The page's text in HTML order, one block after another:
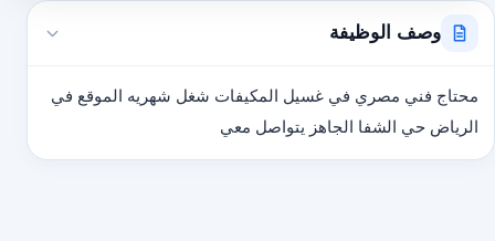
وصف الوظيفة
محتاج فني مصري في غسيل المكيفات شغل شهريه الموقع في
الرياض حي الشفا الجاهز يتواصل معي